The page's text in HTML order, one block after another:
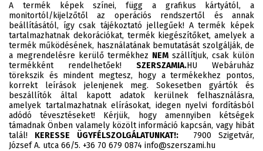
A termék képek színei, függ a grafikus kártyától, a
monitortól/kijelzőtől az operációs rendszertől és annak
beállításától, így csak tájékoztató jellegűek! A termék képek
tartalmazhatnak dekorációkat, termék kiegészítőket, amelyek a
termék működésének, használatának bemutatását szolgálják, de
a megrendelésre kerülő termékhez NEM szállítjuk, csak külön
termékként rendelhetőek! SZERSZAMIA.HU Webáruház
törekszik és mindent megtesz, hogy a termékekhez pontos,
korrekt leírások jelenjenek meg. Sokesetben gyártók és
beszállítók által kapott adatok kerülnek felhasználásra,
amelyek tartalmazhatnak elírásokat, idegen nyelvi fordításból
adódó tévesztéseket! Kérjük, hogy amennyiben kétségek
támadnak Önben valamely közölt információ kapcsán, vagy hibát
talál! KERESSE ÜGYFÉLSZOLGÁLATUNKAT!:7900 Szigetvár,
József A. utca 66/5. +36 70 679 0874 info@szerszami.hu